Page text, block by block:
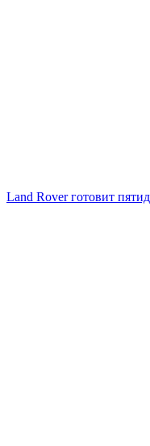
Land Rover готовит